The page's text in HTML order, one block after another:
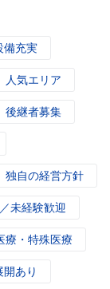
備充実
人気エリア
後継者募集
独自の経営方針
未経験歓迎
療・特殊医療
あり